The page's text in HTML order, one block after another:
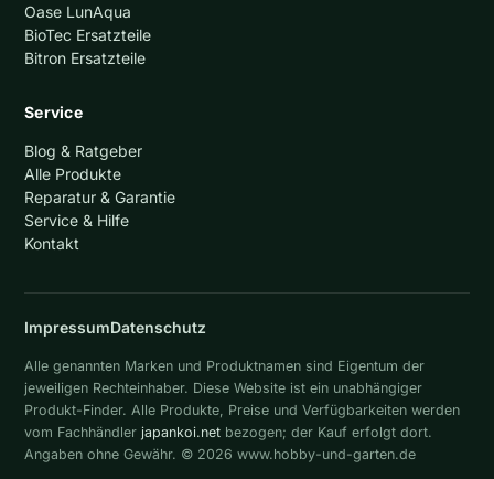
Oase LunAqua
BioTec Ersatzteile
Bitron Ersatzteile
Service
Blog & Ratgeber
Alle Produkte
Reparatur & Garantie
Service & Hilfe
Kontakt
ImpressumDatenschutz
Alle genannten Marken und Produktnamen sind Eigentum der
jeweiligen Rechteinhaber. Diese Website ist ein unabhängiger
Produkt-Finder. Alle Produkte, Preise und Verfügbarkeiten werden
vom Fachhändler japankoi.net bezogen; der Kauf erfolgt dort.
Angaben ohne Gewähr. © 2026 www.hobby-und-garten.de